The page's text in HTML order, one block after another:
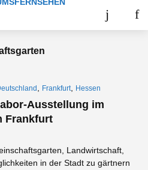
Frankfurt Hessen
Ausstellung im
Frankfurt
Landwirtschaft,
in der Stadt zu gärtnern